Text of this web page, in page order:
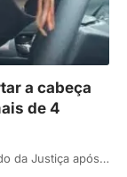
a cabeça
de 4
da Justiça após…